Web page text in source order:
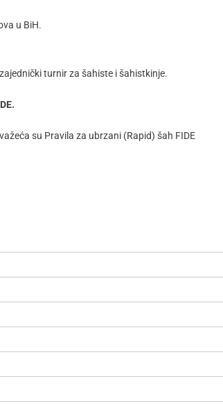
u BiH.
turnir za šahiste i šahistkinje.
su Pravila za ubrzani (Rapid) šah FIDE